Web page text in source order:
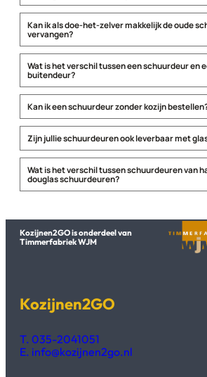
Kan ik als doe-het-zelver makkelijk de oude
vervangen?
Wat is het verschil tussen een schuurdeur en
buitendeur?
Kan ik een schuurdeur zonder kozijn
Zijn jullie schuurdeuren ook leverbaar met
Wat is het verschil tussen schuurdeuren van
douglas schuurdeuren?
Kozijnen2GO is onderdeel van
Timmerfabriek WJM
Kozijnen2GO
T. 035-2041051
E. info@kozijnen2go.nl